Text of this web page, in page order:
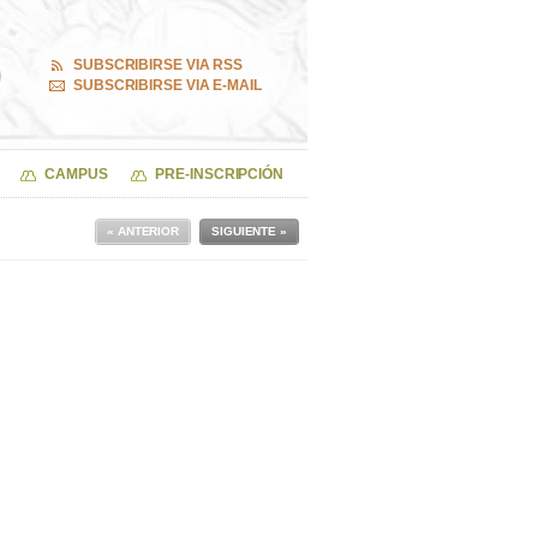
SUBSCRIBIRSE VIA RSS
SUBSCRIBIRSE VIA E-MAIL
CAMPUS PRE-INSCRIPCIÓN
SIGUIENTE »
« ANTERIOR